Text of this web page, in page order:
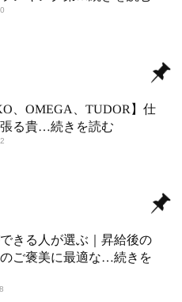
、OMEGA、TUDOR】仕
る貴…続きを読む
きる人が選ぶ｜昇給後の
ご褒美に最適な…続きを